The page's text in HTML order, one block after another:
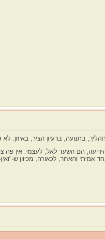
בתנועה, ברעיון הציר, באיזון. לא
הם השער לאל, לעצמי. אין פה
והאחר, לכאורה, מכיוון ש-